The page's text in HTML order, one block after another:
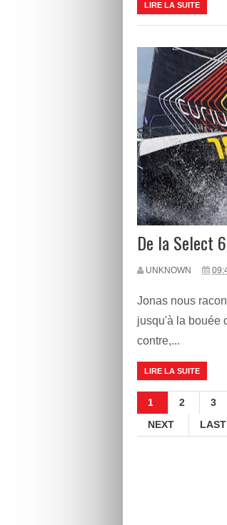
LIRE LA SUITE
De la Select
UNKNOWN
Jonas nous
jusqu'à la bouée
contre,...
LIRE LA SUITE
1 2 3
NEXT
LAST